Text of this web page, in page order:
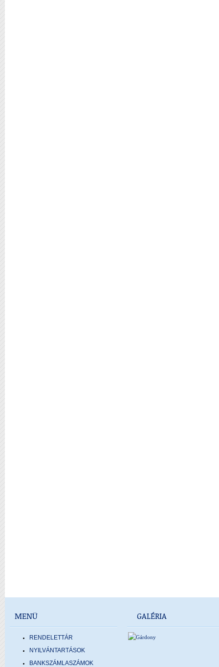
MENÜ
RENDELETTÁR
NYILVÁNTARTÁSOK
BANKSZÁMLASZÁMOK
GALÉRIA